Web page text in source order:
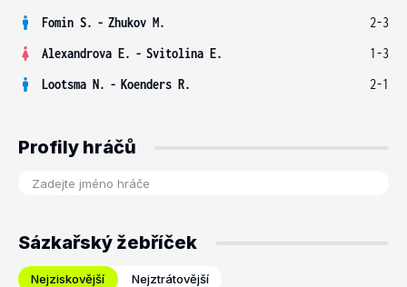
Fomin S. - Zhukov M.
2-3
Alexandrova E. - Svitolina E.
1-3
Lootsma N. - Koenders R. 2-1
Profily hráčů
Sázkařský žebříček
Nejziskovější Nejztrátovější